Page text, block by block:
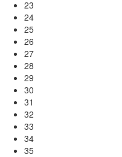
23
24
25
26
27
28
29
30
31
32
33
34
35